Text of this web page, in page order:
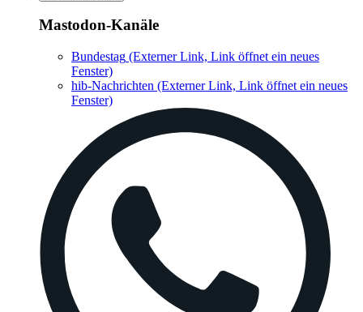
Mastodon-Kanäle
Bundestag (Externer Link, Link öffnet ein neues
Fenster)
hib-Nachrichten (Externer Link, Link öffnet ein neues
Fenster)